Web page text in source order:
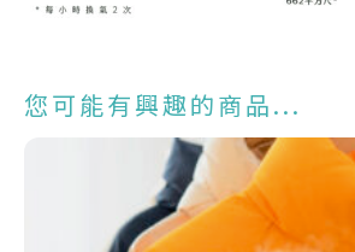
您可能有興趣的商品...